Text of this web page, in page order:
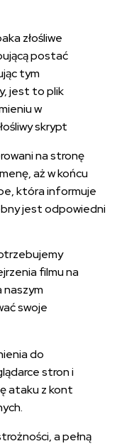
złośliwe
postać
tym
jest to plik
w
skrypt
na stronę
aż w końcu
która informuje
jest odpowiedni
filmu na
naszym
swoje
do
stron i
ataku z kont
a pełną